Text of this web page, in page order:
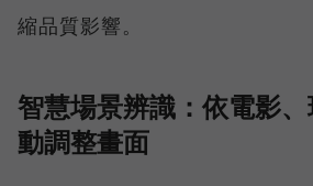
縮品質影響。
智慧場景辨識：依電影
動調整畫面